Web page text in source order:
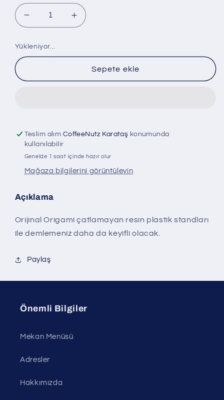
Origami
Stand
için
adedi
Origami
Stand
Yükleniyor...
Sepete ekle
Teslim alım CoffeeNutz Karataş konumunda
kullanılabilir
Genelde 1 saat içinde hazır olur
Mağaza bilgilerini görüntüleyin
Açıklama
Orijinal Origami çatlamayan resin plastik standları
ile demlemeniz daha da keyifli olacak.
Paylaş
Önemli Bilgiler
Mekan Menüsü
Adresler
Hakkımızda